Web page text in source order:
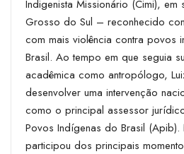
Indigenista Missionário (Cimi), em
Grosso do Sul – reconhecido
com mais violência contra povos
Brasil. Ao tempo em que seguia
acadêmica como antropólogo,
desenvolver uma intervenção
como o principal assessor
Povos Indígenas do Brasil (Apib).
participou dos principais